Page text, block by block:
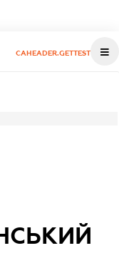
CAHEADER.GETTEST